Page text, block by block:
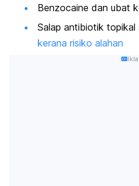
Benzocaine dan ubat
Salap antibiotik topikal
kerana risiko alahan